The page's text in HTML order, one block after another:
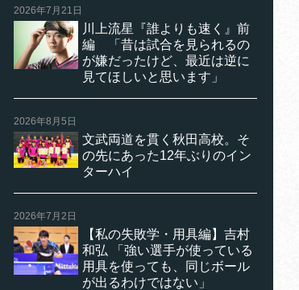
2026年7月21日
川上流星『誰よりも速く』前
編 「昔は試合を見られるの
が嫌だったけど、最近は逆に
見てほしいと思います」
2026年8月5日
文武両道を貫く秋田高校。そ
の先にあった12年ぶりのイン
ターハイ
2026年7月2日
【私の失敗学・用具編】吉村
和弘 「強い選手が使っている
用具を使っても、同じボール
が出るわけではない」